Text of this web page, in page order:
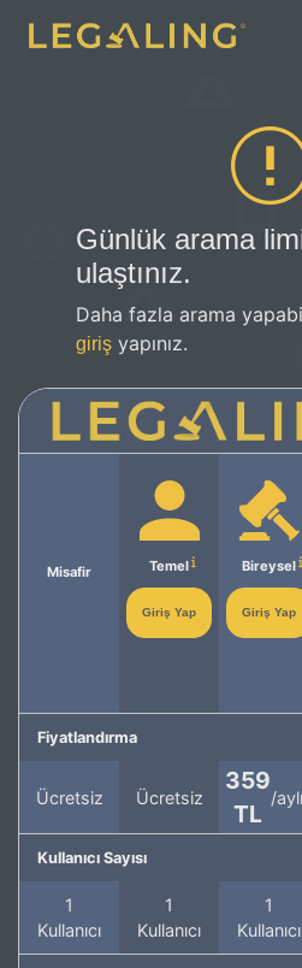
Günlük arama
ulaştınız.
Daha fazla arama
giriş yapınız.
Misafir Temel
Giriş Yap
Bireysel
Giriş Yap
Fiyatlandırma
Ücretsiz Ücretsiz
359
TL
/
Kullanıcı Sayısı
1
Kullanıcı
1
Kullanıcı
1
Kullanıcı